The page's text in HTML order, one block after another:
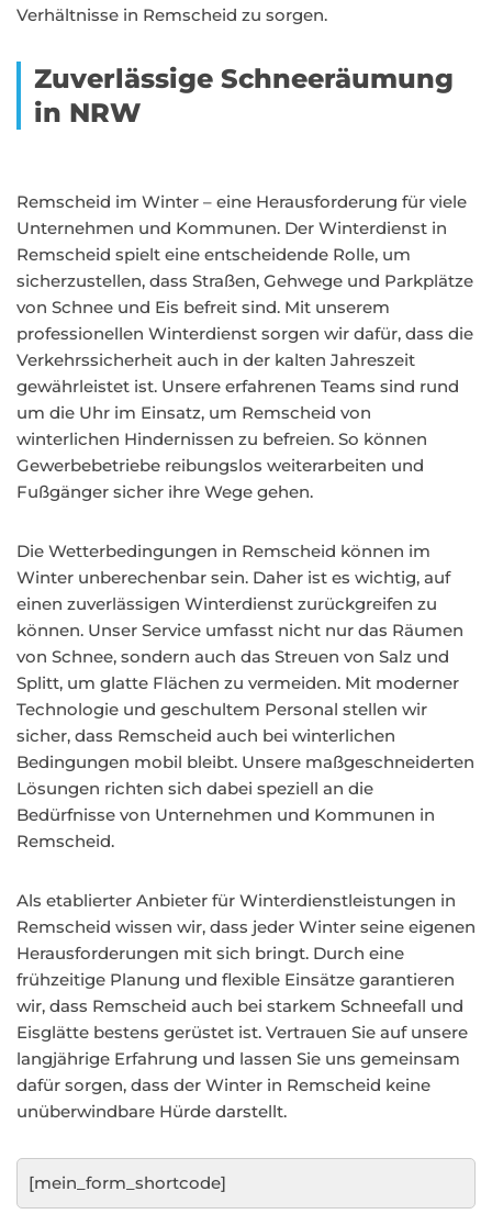
Verhältnisse in Remscheid zu sorgen.
Zuverlässige Schneeräumung
in NRW
Remscheid im Winter – eine Herausforderung für viele
Unternehmen und Kommunen. Der Winterdienst in
Remscheid spielt eine entscheidende Rolle, um
sicherzustellen, dass Straßen, Gehwege und Parkplätze
von Schnee und Eis befreit sind. Mit unserem
professionellen Winterdienst sorgen wir dafür, dass die
Verkehrssicherheit auch in der kalten Jahreszeit
gewährleistet ist. Unsere erfahrenen Teams sind rund
um die Uhr im Einsatz, um Remscheid von
winterlichen Hindernissen zu befreien. So können
Gewerbebetriebe reibungslos weiterarbeiten und
Fußgänger sicher ihre Wege gehen.
Die Wetterbedingungen in Remscheid können im
Winter unberechenbar sein. Daher ist es wichtig, auf
einen zuverlässigen Winterdienst zurückgreifen zu
können. Unser Service umfasst nicht nur das Räumen
von Schnee, sondern auch das Streuen von Salz und
Splitt, um glatte Flächen zu vermeiden. Mit moderner
Technologie und geschultem Personal stellen wir
sicher, dass Remscheid auch bei winterlichen
Bedingungen mobil bleibt. Unsere maßgeschneiderten
Lösungen richten sich dabei speziell an die
Bedürfnisse von Unternehmen und Kommunen in
Remscheid.
Als etablierter Anbieter für Winterdienstleistungen in
Remscheid wissen wir, dass jeder Winter seine eigenen
Herausforderungen mit sich bringt. Durch eine
frühzeitige Planung und flexible Einsätze garantieren
wir, dass Remscheid auch bei starkem Schneefall und
Eisglätte bestens gerüstet ist. Vertrauen Sie auf unsere
langjährige Erfahrung und lassen Sie uns gemeinsam
dafür sorgen, dass der Winter in Remscheid keine
unüberwindbare Hürde darstellt.
[mein_form_shortcode]